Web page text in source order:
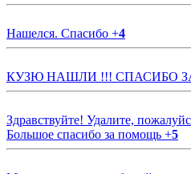
Нашелся. Спасибо +4
КУЗЮ НАШЛИ !!! СПАСИБО
Здравствуйте! Удалите,
Большое спасибо за помощь +5